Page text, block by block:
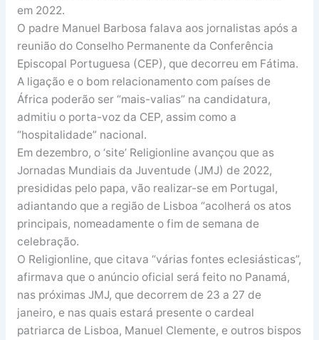
em 2022.
O padre Manuel Barbosa falava aos jornalistas após a
reunião do Conselho Permanente da Conferência
Episcopal Portuguesa (CEP), que decorreu em Fátima.
A ligação e o bom relacionamento com países de
África poderão ser “mais-valias” na candidatura,
admitiu o porta-voz da CEP, assim como a
“hospitalidade” nacional.
Em dezembro, o ‘site’ Religionline avançou que as
Jornadas Mundiais da Juventude (JMJ) de 2022,
presididas pelo papa, vão realizar-se em Portugal,
adiantando que a região de Lisboa “acolherá os atos
principais, nomeadamente o fim de semana de
celebração.
O Religionline, que citava “várias fontes eclesiásticas”,
afirmava que o anúncio oficial será feito no Panamá,
nas próximas JMJ, que decorrem de 23 a 27 de
janeiro, e nas quais estará presente o cardeal
patriarca de Lisboa, Manuel Clemente, e outros bispos